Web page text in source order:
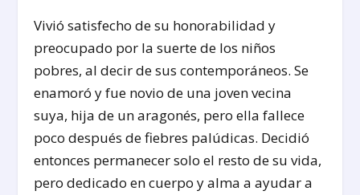
Vivió satisfecho de su honorabilidad y
preocupado por la suerte de los niños
pobres, al decir de sus contemporáneos. Se
enamoró y fue novio de una joven vecina
suya, hija de un aragonés, pero ella fallece
poco después de fiebres palúdicas. Decidió
entonces permanecer solo el resto de su vida,
pero dedicado en cuerpo y alma a ayudar a